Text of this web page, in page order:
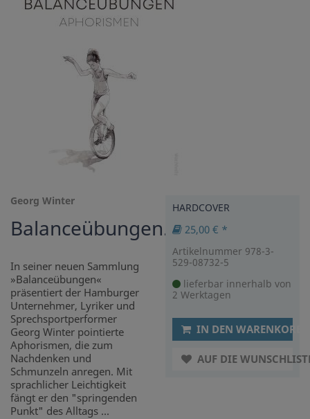
Georg Winter
Balanceübungen.
In seiner neuen Sammlung
»Balanceübungen«
präsentiert der Hamburger
Unternehmer, Lyriker und
Sprechsportperformer
Georg Winter pointierte
Aphorismen, die zum
Nachdenken und
Schmunzeln anregen. Mit
sprachlicher Leichtigkeit
fängt er den "springenden
Punkt" des Alltags ...
HARDCOVER
25,00 € *
Artikelnummer 978-3-
529-08732-5
lieferbar innerhalb von
2 Werktagen
IN DEN WARENKORB
AUF DIE